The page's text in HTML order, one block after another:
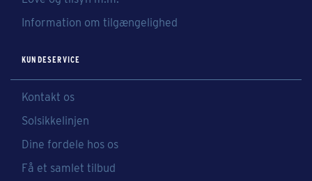
Information om tilgængelighed
KUNDESERVICE
Kontakt os
Solsikkelinjen
Dine fordele hos os
Få et samlet tilbud